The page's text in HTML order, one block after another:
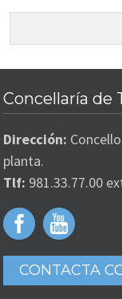
Concellaría de
Dirección:
planta.
Tlf: 981.33.77.00
CONTACTA